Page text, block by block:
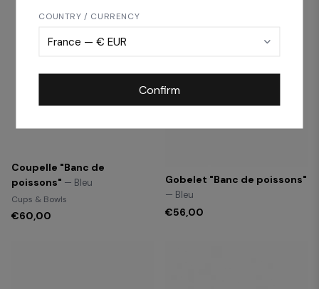
Coupelle "Banc de
poissons" — Bleu
Cups & Bowls
€60,00
Gobelet "Banc de poissons"
— Bleu
€56,00
COUNTRY / CURRENCY
Confirm